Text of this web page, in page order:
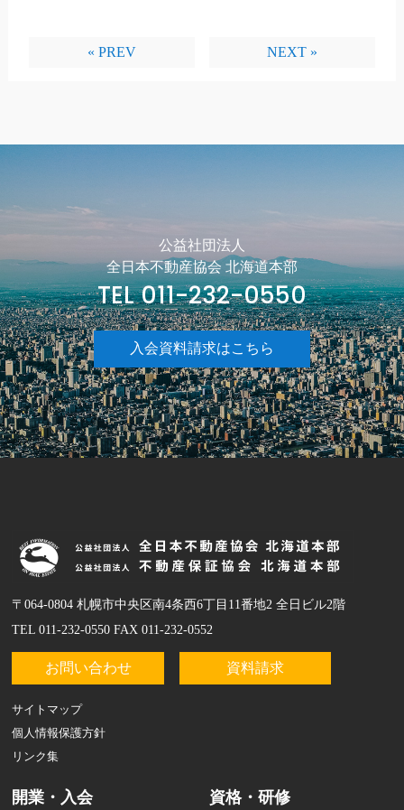
« PREV NEXT »
公益社団法人
全日本不動産協会 北海道本部
TEL 011-232-0550
入会資料請求はこちら
〒064-0804 札幌市中央区南4条西6丁目11番地2 全日ビル2階
TEL 011-232-0550 FAX 011-232-0552
お問い合わせ 資料請求
サイトマップ
個人情報保護方針
リンク集
開業・入会 資格・研修